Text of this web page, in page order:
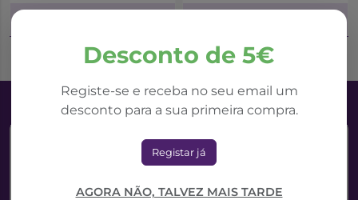
Desconto de 5€
Registe-se e receba no seu email um
desconto para a sua primeira compra.
Registar já
AGORA NÃO, TALVEZ MAIS TARDE